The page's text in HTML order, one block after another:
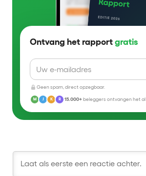
Ontvang het rapport gratis
Geen spam, direct opzegbaar.
M J K R 15.000+beleggers ontvangen het al